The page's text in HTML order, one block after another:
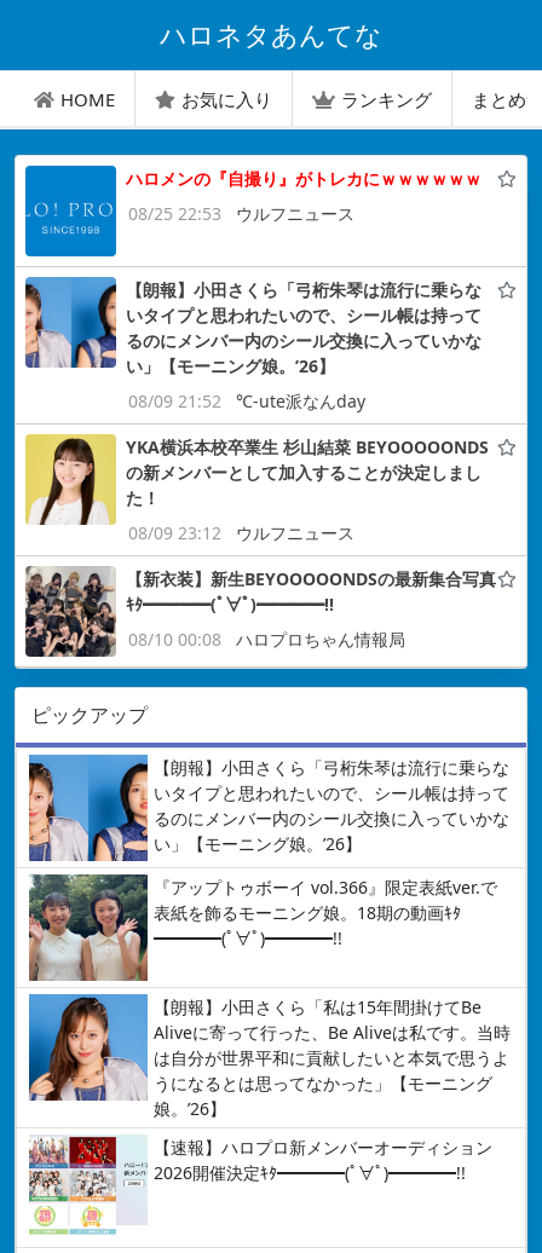
ハロネタあんてな
HOME お気に入り ランキング まとめ
ハロメンの『自撮り』がトレカにｗｗｗｗｗｗ
08/25 22:53
ウルフニュース
【朗報】小田さくら「弓桁朱琴は流行に乗らな
いタイプと思われたいので、シール帳は持って
るのにメンバー内のシール交換に入っていかな
い」【モーニング娘。’26】
08/09 21:52
℃-ute派なんday
YKA横浜本校卒業生 杉山結菜 BEYOOOOONDS
の新メンバーとして加入することが決定しまし
た！
08/09 23:12
ウルフニュース
【新衣装】新生BEYOOOOONDSの最新集合写真
ｷﾀ━━━━(ﾟ∀ﾟ)━━━━!!
08/10 00:08
ハロプロちゃん情報局
ピックアップ
【朗報】小田さくら「弓桁朱琴は流行に乗らな
いタイプと思われたいので、シール帳は持って
るのにメンバー内のシール交換に入っていかな
い」【モーニング娘。’26】
『アップトゥボーイ vol.366』限定表紙ver.で
表紙を飾るモーニング娘。18期の動画ｷﾀ
━━━━(ﾟ∀ﾟ)━━━━!!
【朗報】小田さくら「私は15年間掛けてBe
Aliveに寄って行った、Be Aliveは私です。当時
は自分が世界平和に貢献したいと本気で思うよ
うになるとは思ってなかった」【モーニング
娘。’26】
【速報】ハロプロ新メンバーオーディション
2026開催決定ｷﾀ━━━━(ﾟ∀ﾟ)━━━━!!